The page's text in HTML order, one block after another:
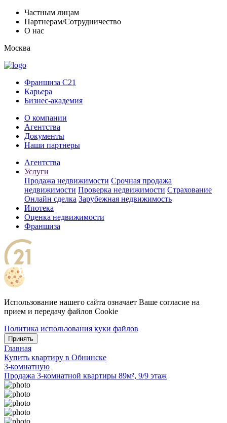
Частным лицам
Партнерам/Сотрудничество
О нас
Москва
Франшиза C21
Карьера
Бизнес-академия
О компании
Агентства
Документы
Наши партнеры
Агентства
Услуги
Продажа недвижимости Срочная продажа
недвижимости Проверка недвижимости Страхование
Онлайн сделка Зарубежная недвижимость
Ипотека
Оценка недвижимости
Франшиза
Использование нашего сайта означает Ваше согласие на
прием и передачу файлов Cookie
Политика использования куки файлов
Принять
Главная
Купить квартиру в Обнинске
3-комнатную
Продажа 3-комнатной квартиры 89м², 9/9 этаж